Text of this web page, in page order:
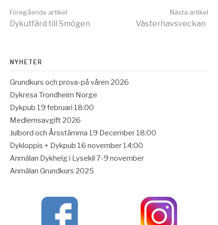
Fortsätt
läsa
Föregående artikel
Dykutfärd till Smögen
Nästa artikel
Västerhavsveckan
NYHETER
Grundkurs och prova-på våren 2026
Dykresa Trondheim Norge
Dykpub 19 februari 18:00
Medlemsavgift 2026
Julbord och Årsstämma 19 December 18:00
Dykloppis + Dykpub 16 november 14:00
Anmälan Dykhelg i Lysekil 7-9 november
Anmälan Grundkurs 2025